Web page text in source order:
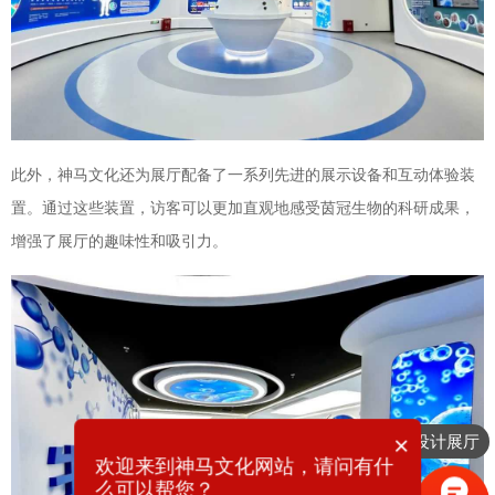
此外，神马文化还为展厅配备了一系列先进的展示设备和互动体验装
置。通过这些装置，访客可以更加直观地感受茵冠生物的科研成果，
增强了展厅的趣味性和吸引力。
想要设计展厅
×
欢迎来到神马文化网站，请问有什
么可以帮您？